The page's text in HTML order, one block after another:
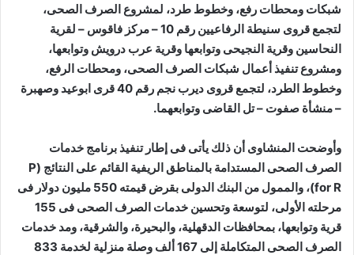
شبكات ومحطات رفع، وخطوط طرد، لمشروع الصرف الصحى،
لتجمع قروى سنيطة الرفاعيين رقم 10 – مركز فاقوس – لقرية
النحاسين وقرية النجيحى وتوابعها وقرية عرب درويش وتوابعها،
ومشروع تنفيذ أعمال شبكات الصرف الصحى، ومحطات الرفع،
وخطوط الطرد، لتجمع قروى ديرب نجم رقم 40 قرى ابوعيد وصهبرة
– منشأة صفوت – تل القاضى وتوابعهما.
وأوضحت المنشاوى أن ذلك يأتى فى إطار تنفيذ برنامج خدمات
الصرف الصحى المستدامة بالمناطق الريفية القائم على النتائج (P
for R)، والممول من البنك الدولى بقرض قيمته 550 مليون دولار فى
مرحلته الأولى، لتوسعة وتحسين خدمات الصرف الصحى فى 155
قرية وتوابعها، بمحافظات الدقهلية، والبحيرة، والشرقية، ومد خدمات
الصرف الصحى المتكاملة إلى 167 ألف وصلة منزلية لخدمة 833